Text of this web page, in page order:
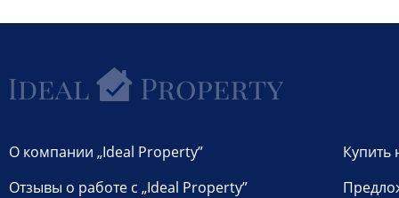
О компании „Ideal Property”
Отзывы о работе с „Ideal Property”
Купить